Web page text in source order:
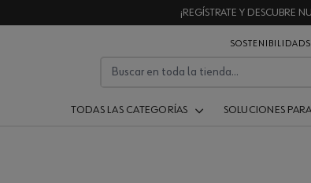
¡REGÍSTRATE Y DESCUBRE
SOSTENIBILIDAD
TODAS LAS CATEGORÍAS SOLUCIONES